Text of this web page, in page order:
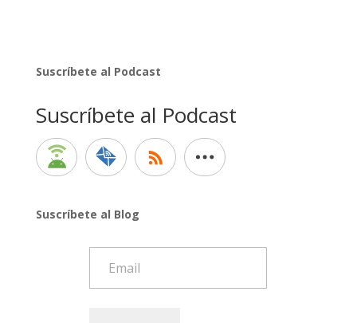
Suscríbete al Podcast
Suscríbete al Podcast
Suscríbete al Blog